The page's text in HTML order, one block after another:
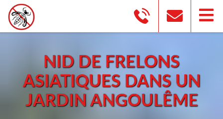
NID DE FRELONS
ASIATIQUES DANS UN
JARDIN ANGOULÊME